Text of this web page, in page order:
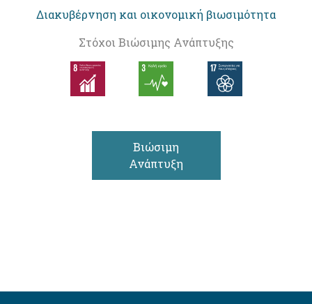
Διακυβέρνηση και οικονομική βιωσιμότητα
Στόχοι Βιώσιμης Ανάπτυξης
Βιώσιμη
Ανάπτυξη